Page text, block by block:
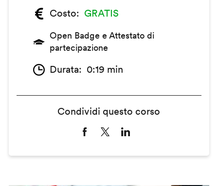
Costo
GRATIS
Open Badge e Attestato di
partecipazione
Durata 0:19 min
Condividi questo corso